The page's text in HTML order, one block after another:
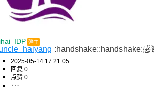
弹主
:handshake::handshake:感
2025-05-14 17:21:05
回复 0
点赞 0